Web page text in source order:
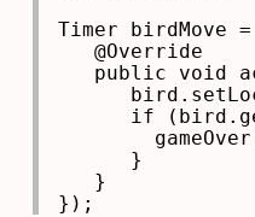
Timer birdMove
   @Override
public void
if
      }
   }
});